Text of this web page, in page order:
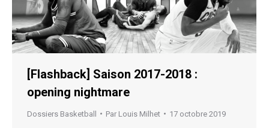
[Flashback] Saison 2017-2018 :
opening nightmare
Dossiers Basketball Par Louis Milhet 17 octobre 2019